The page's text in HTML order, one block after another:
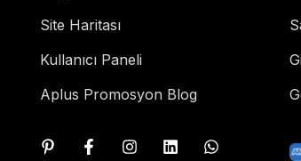
Site Haritası
Kullanıcı Paneli
Aplus Promosyon Blog